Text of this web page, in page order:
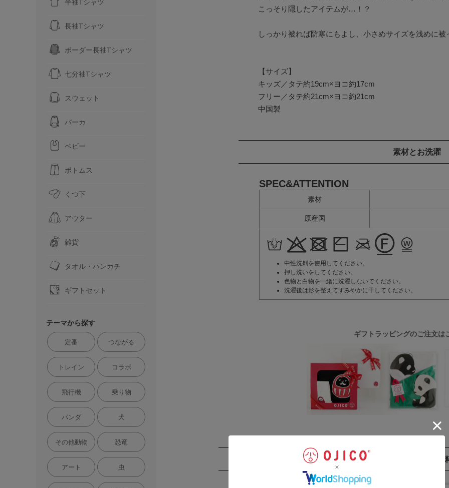
半袖Tシャツ
長袖Tシャツ
ボーダー長袖Tシャツ
七分袖Tシャツ
スウェット
パーカ
ベビー
ボトムス
くつ下
アウター
雑貨
タオル・ハンカチ
ギフトセット
テーマから探す
定番 つながる
トレイン コラボ
飛行機 乗り物
パンダ 犬
その他動物 恐竜
アート 虫
こっそり隠したアイテムが…！？
しっかり被れば防寒にもよし、小さめサイズを浅めに
【サイズ】
キッズ／タテ約19cm×ヨコ約17cm
フリー／タテ約21cm×ヨコ約21cm
中国製
素材とお洗濯
SPEC&ATTENTION
素材
原産国
中性洗剤を使用してください。
押し洗いをしてください。
色物と白物を一緒に洗濯しないでください。
洗濯後は形を整えてすみやかに干してください。
ギフトラッピングのご注文は
（一部抜